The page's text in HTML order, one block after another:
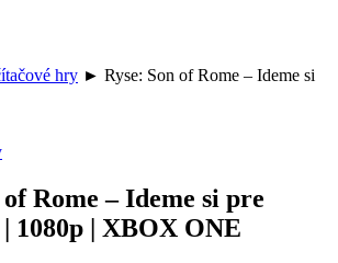
hry ► Ryse: Son of Rome – Ideme si
Rome – Ideme si pre
1080p | XBOX ONE